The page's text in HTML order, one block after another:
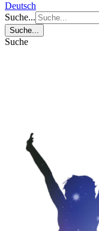
Deutsch
Suche...
Suche...
Suche